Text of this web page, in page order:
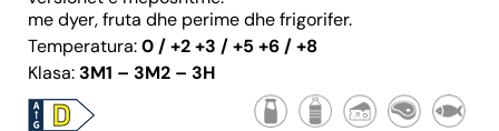
me dyer, fruta dhe perime dhe frigorifer.
Temperatura:0 / +2 +3 / +5 +6 / +8
Klasa:3M1 – 3M2 – 3H